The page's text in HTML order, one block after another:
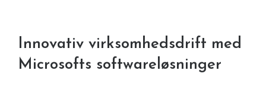
Innovativ virksomhedsdrift med
Microsofts softwareløsninger